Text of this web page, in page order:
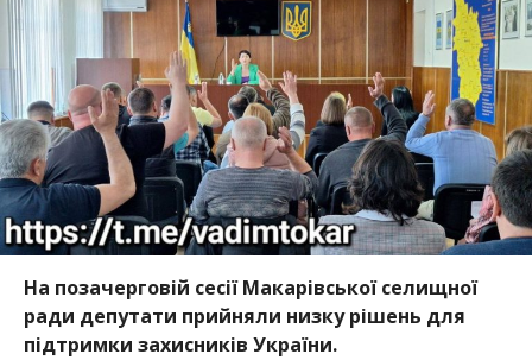
На позачерговій сесії Макарівської селищної
ради депутати прийняли низку рішень для
підтримки захисників України.